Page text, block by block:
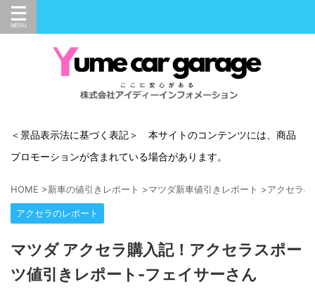
＜景品表示法に基づく表記＞ 本サイトのコンテンツには、商品
プロモーションが含まれている場合があります。
HOME >新車の値引きレポート >マツダ新車値引きレポート >アクセラ
アクセラのレポート
マツダ アクセラ購入記！アクセラスポー
ツ値引きレポート-フェイサーさん